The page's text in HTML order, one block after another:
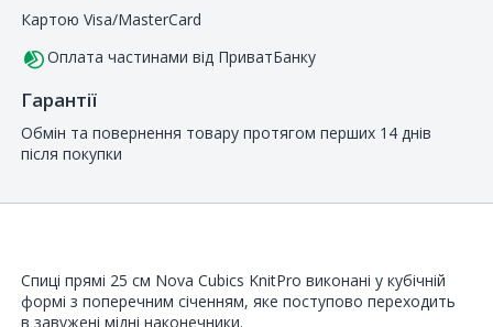
Картою Visa/MasterCard
Оплата частинами від ПриватБанку
Гарантії
Обмін та повернення товару протягом перших 14 днів
після покупки
Спиці прямі 25 см Nova Cubics KnitPro виконані у кубічній
формі з поперечним січенням, яке поступово переходить
в завужені мідні наконечники.